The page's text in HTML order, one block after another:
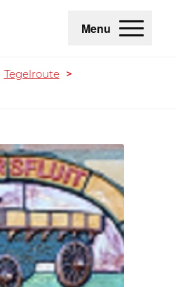
Menu
Tegelroute >